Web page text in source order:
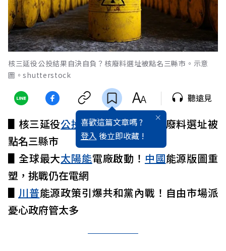
核三延役公投結果自決自負？核廢料選址被點名三縣市。示意
圖。shutterstock
喜歡這篇文章嗎 ?
登入 後立即收藏 !
聽遠見
▋核三延役公投結果自決自負？核廢料選址被
點名三縣市
▋全球最大太陽能電廠啟動！ 中國能源版圖重
塑，挑戰仍在電網
▋ 川普能源政策引爆共和黨內戰！自由市場派
憂心政府管太多